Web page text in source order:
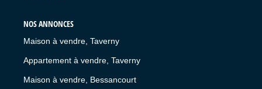
NOS ANNONCES
Maison à vendre, Taverny
Appartement à vendre, Taverny
Maison à vendre, Bessancourt